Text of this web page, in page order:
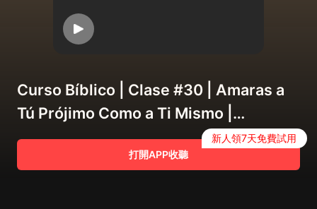
Curso Bíblico | Clase #30 | Amaras a
Tú Prójimo Como a Ti Mismo |
06/19/2021
打開APP收聽
新人領7天免費試用